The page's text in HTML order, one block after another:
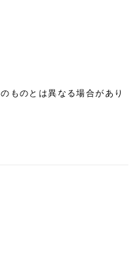
ものとは異なる場合があり